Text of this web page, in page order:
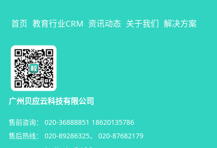
首页 教育行业CRM 资讯动态 关于我们 解决方案
广州贝应云科技有限公司
售前咨询： 020-36888851 18620135786
售后热线：
020-89286325、 020-87682179